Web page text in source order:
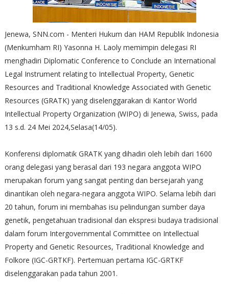
Jenewa, SNN.com - Menteri Hukum dan HAM Republik Indonesia
(Menkumham RI) Yasonna H. Laoly memimpin delegasi RI
menghadiri Diplomatic Conference to Conclude an International
Legal Instrument relating to Intellectual Property, Genetic
Resources and Traditional Knowledge Associated with Genetic
Resources (GRATK) yang diselenggarakan di Kantor World
Intellectual Property Organization (WIPO) di Jenewa, Swiss, pada
13 s.d. 24 Mei 2024,Selasa(14/05).
Konferensi diplomatik GRATK yang dihadiri oleh lebih dari 1600
orang delegasi yang berasal dari 193 negara anggota WIPO
merupakan forum yang sangat penting dan bersejarah yang
dinantikan oleh negara-negara anggota WIPO. Selama lebih dari
20 tahun, forum ini membahas isu pelindungan sumber daya
genetik, pengetahuan tradisional dan ekspresi budaya tradisional
dalam forum Intergovernmental Committee on Intellectual
Property and Genetic Resources, Traditional Knowledge and
Folkore (IGC-GRTKF). Pertemuan pertama IGC-GRTKF
diselenggarakan pada tahun 2001.